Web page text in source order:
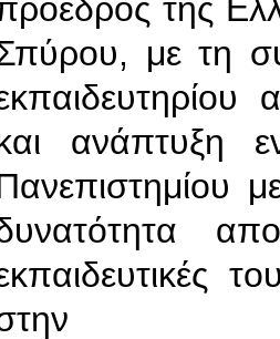
της
με τη
ανάπτυξη